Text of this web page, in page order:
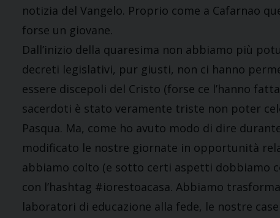
notizia del Vangelo. Proprio come a Cafarnao
forse un giovane.
Dall’inizio della quaresima non abbiamo più
decreti legislativi, pur giusti, non ci hanno
essere discepoli del Cristo (forse ce l’hanno
sacerdoti è stato veramente triste non poter
Pasqua. Ma, come ho avuto modo di dire
modificato le nostre giornate in opportunità
abbiamo colto (e sotto certi aspetti dobbiamo
con l’hashtag #iorestoacasa. Abbiamo
laboratori di educazione alla fede, le nostre